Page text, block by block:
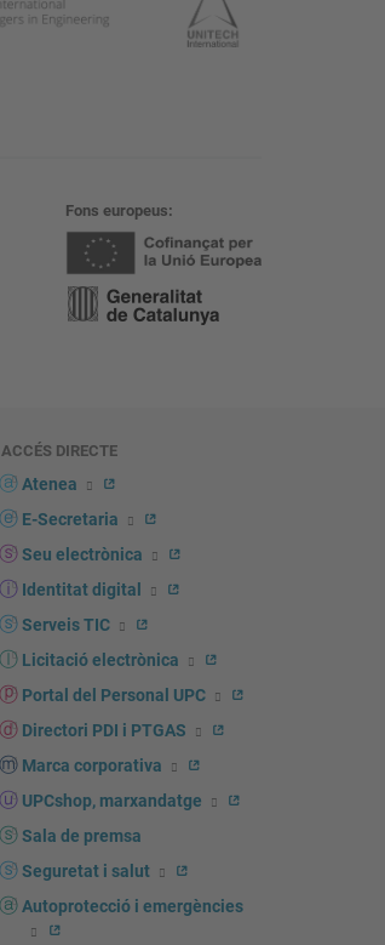
Fons europeus
ACCÉS DIRECTE
Atenea
E-Secretaria
Seu electrònica
Identitat digital
Serveis TIC
Licitació electrònica
Portal del Personal UPC
Directori PDI i PTGAS
Marca corporativa
UPCshop, marxandatge
Sala de premsa
Seguretat i salut
Autoprotecció i emergències